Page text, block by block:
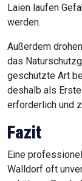
Laien laufen
werden.
Außerdem
das
geschützte Art
deshalb als
erforderlich und
Fazit
Eine
Walldorf oft